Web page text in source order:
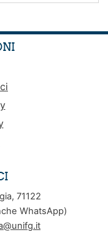
71122
WhatsApp)